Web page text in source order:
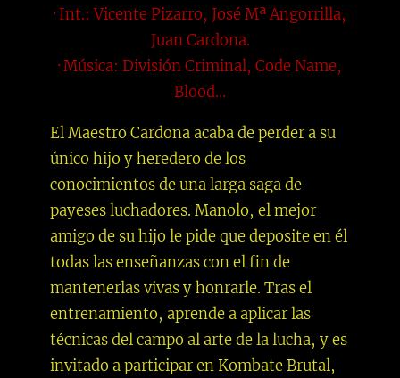
· Int.: Vicente Pizarro, José Mª Angorrilla,
Juan Cardona.
· Música: División Criminal, Code Name,
Blood…
El Maestro Cardona acaba de perder a su
único hijo y heredero de los
conocimientos de una larga saga de
payeses luchadores. Manolo, el mejor
amigo de su hijo le pide que deposite en él
todas las enseñanzas con el fin de
mantenerlas vivas y honrarle. Tras el
entrenamiento, aprende a aplicar las
técnicas del campo al arte de la lucha, y es
invitado a participar en Kombate Brutal,